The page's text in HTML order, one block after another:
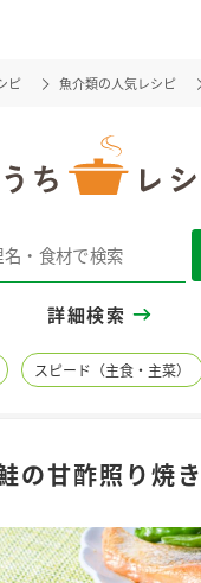
ピ 魚介類の人気レシピ
詳細検索
スピード（主食・主菜）
の甘酢照り焼き